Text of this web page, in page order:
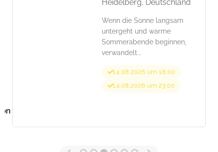
25,00€
Heidelberg, Deutschland
Wenn die Sonne langsam
untergeht und warme
Sommerabende beginnen,
verwandelt...
14.08.2026 um 18:00
14.08.2026 um 23:00